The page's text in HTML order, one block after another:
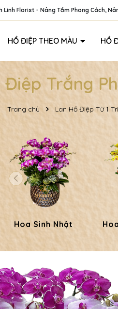
Linh Florist - Nâng Tầm Phong Cách,
HỒ ĐIỆP THEO MÀU HỒ
Trắng
Trang chủ Lan Hồ Điệp Từ 1
Hoa Sinh Nhật